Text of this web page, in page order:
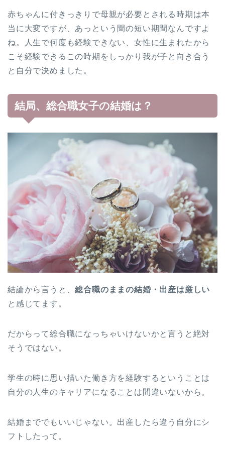
赤ちゃんに付きっきりで母親が必要とされる時期は本
当に大変ですが、あっという間の短い期間なんですよ
ね。人生で何度も経験できない、女性に生まれたから
こそ経験できるこの時期をしっかり我が子と向き合う
と自分で決めました。
結局、総合職女子の結婚は？
結論から言うと、総合職のままの結婚・出産は厳しい
と感じてます。
だからって総合職になっちゃいけないかと言うと絶対
そうではない。
学生の時に思い描いた働き方を経験するということは
自分の人生のキャリアになることは間違いないから。
結婚まででもいいじゃない。出産したら違う自分にシ
フトしたって。